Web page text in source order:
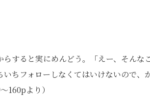
らすると実にめんどう。「えー、そんな
いちフォローしなくてはいけないので、
160pより）